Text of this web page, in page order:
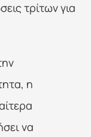
τρίτων για
η
να